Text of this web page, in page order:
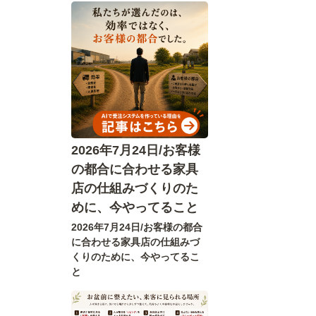
2026年7月24日/お客様
の都合に合わせる家具
店の仕組みづくりのた
めに、今やってること
2026年7月24日/お客様の都合
に合わせる家具店の仕組みづ
くりのために、今やってるこ
と